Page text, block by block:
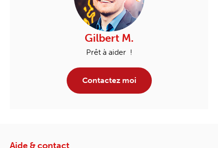
Gilbert M.
Prêt à aider !
Contactez moi
Aide & contact